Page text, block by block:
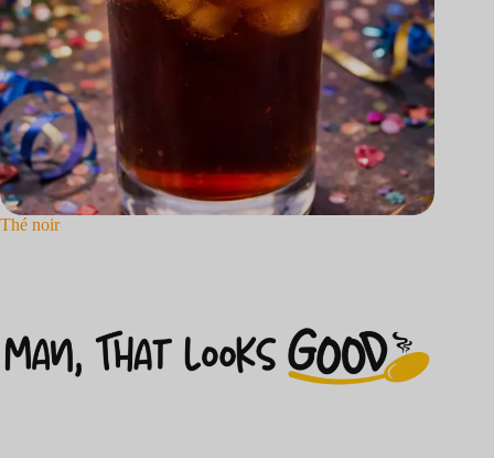
Thé noir